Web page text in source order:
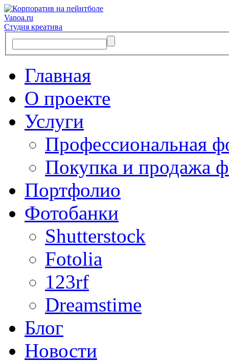
Vanoa.ru
Студия креатива
Главная
О проекте
Услуги
Профессиональная
Покупка и продажа
Портфолио
Фотобанки
Shutterstock
Fotolia
123rf
Dreamstime
Блог
Новости